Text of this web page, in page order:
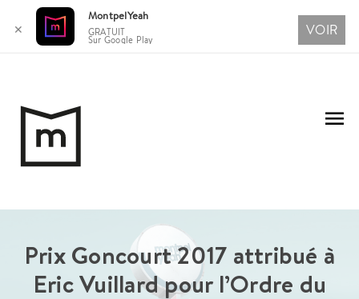
contenu
Prix Goncourt 2017 attribué à
Eric Vuillard pour l’Ordre du
✕
MontpelYeah
GRATUIT
Sur Google Play
VOIR